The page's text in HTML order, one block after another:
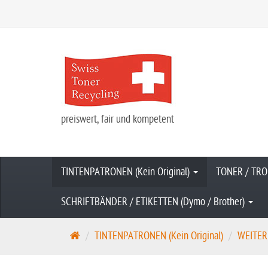
preiswert, fair und kompetent
TINTENPATRONEN (Kein Original) TONER /
SCHRIFTBÄNDER / ETIKETTEN (Dymo / Brother)
S
TINTENPATRONEN (Kein Original)